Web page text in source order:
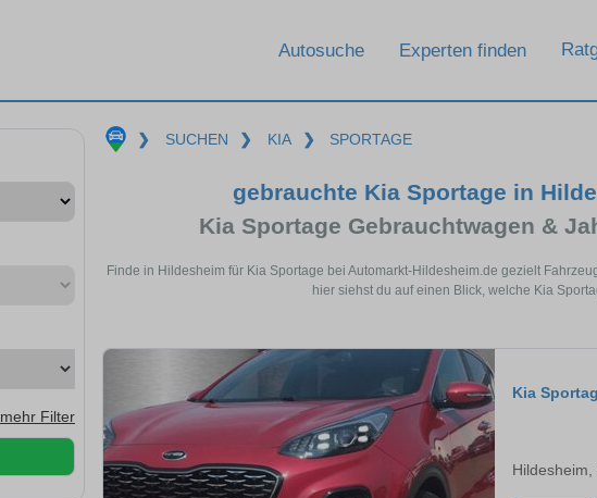
Autosuche Experten finden
mehr Filter
❯ SUCHEN ❯ KIA ❯ SPORTAGE
gebrauchte Kia Sportage in
Kia Sportage Gebrauchtwagen &
Finde in Hildesheim für Kia Sportage bei Automarkt-Hildesheim.de gezielt
hier siehst du auf einen Blick, welche Kia
Kia
Hildesheim,